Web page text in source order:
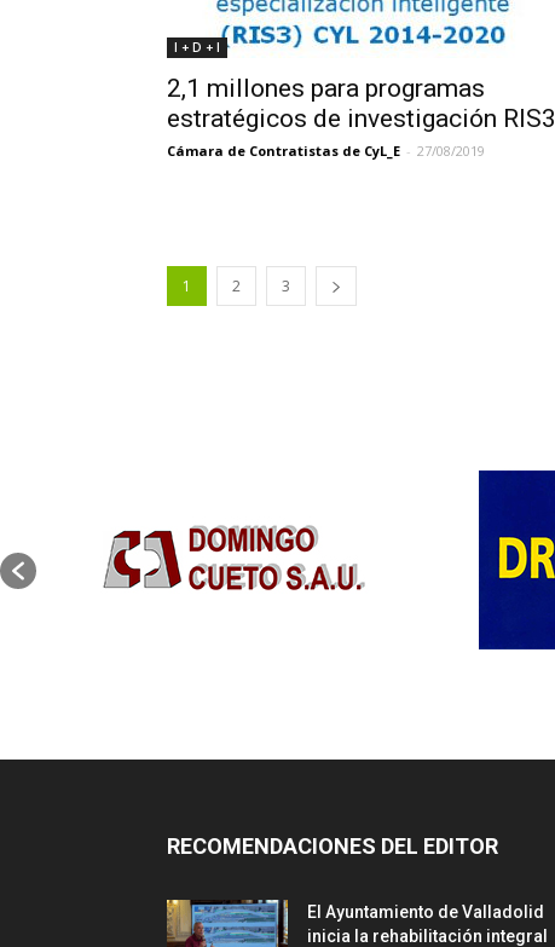
I + D + I
2,1 millones para programas
estratégicos de investigación RIS3
Cámara de Contratistas de CyL_E - 27/08/2019
1 2 3
RECOMENDACIONES DEL EDITOR
El Ayuntamiento de Valladolid
inicia la rehabilitación integral